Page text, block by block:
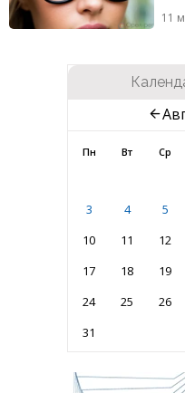
11
Пн Вт Ср
3
4 5
10
11 12
17
18 19
24
25 26
31